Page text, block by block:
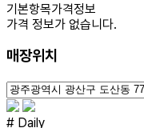
기본항목가격정보
가격 정보가 없습니다.
매장위치
# Daily